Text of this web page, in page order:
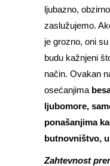
ljubazno,
zaslužujemo.
je grozno, oni
budu kažnjeni
način. Ovakan
osećanjima
ljubomore,
ponašanjima
butnovništvo,
Zahtevnost